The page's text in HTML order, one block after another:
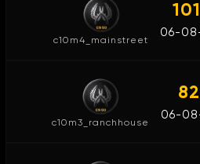
c10m4_mainstreet
06-
c10m3_ranchhouse
06-